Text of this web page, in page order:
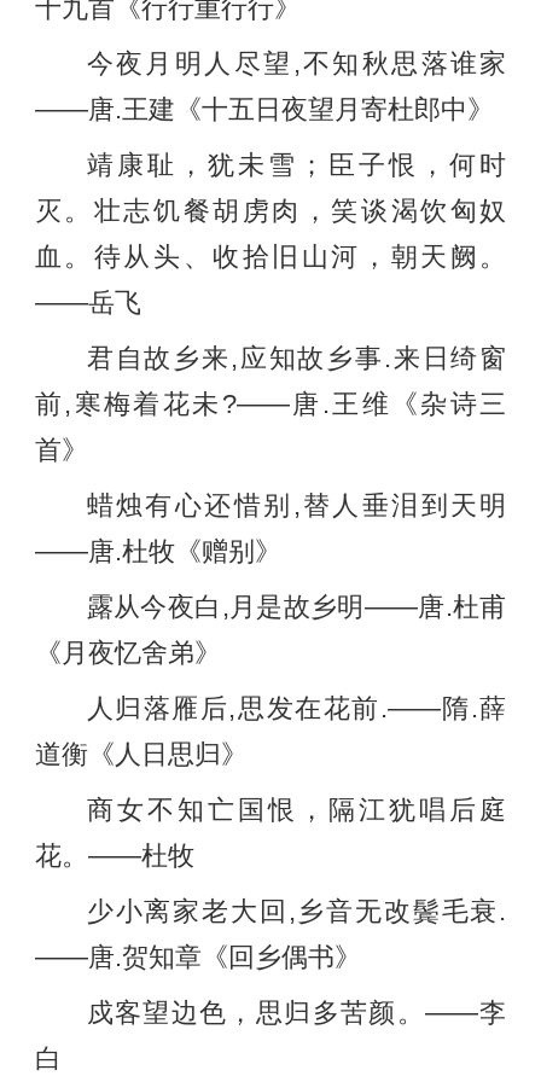
十九首《行行重行行》
今夜月明人尽望,不知秋思落谁家
——唐.王建《十五日夜望月寄杜郎中》
靖康耻，犹未雪；臣子恨，何时
灭。壮志饥餐胡虏肉，笑谈渴饮匈奴
血。待从头、收拾旧山河，朝天阙。
——岳飞
君自故乡来,应知故乡事.来日绮窗
前,寒梅着花未?——唐.王维《杂诗三
首》
蜡烛有心还惜别,替人垂泪到天明
——唐.杜牧《赠别》
露从今夜白,月是故乡明——唐.杜甫
《月夜忆舍弟》
人归落雁后,思发在花前.——隋.薛
道衡《人日思归》
商女不知亡国恨，隔江犹唱后庭
花。——杜牧
少小离家老大回,乡音无改鬓毛衰.
——唐.贺知章《回乡偶书》
戍客望边色，思归多苦颜。——李
白